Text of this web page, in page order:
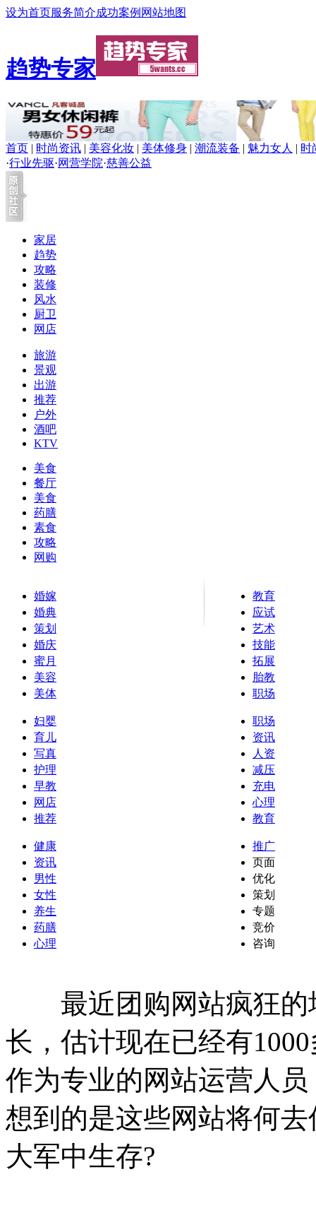
设为首页服务简介成功案例 网站地图
趋势专家
首页 | 时尚资讯 | 美容化妆 | 美体修身 | 潮流装备 | 魅力女人 | 时
·行业先驱·网营学院·慈善公益
家居
趋势
攻略
装修
风水
厨卫
网店
旅游
景观
出游
推荐
户外
酒吧
KTV
美食
餐厅
美食
药膳
素食
攻略
网购
婚嫁
婚典
策划
婚庆
蜜月
美容
美体
妇婴
育儿
写真
护理
早教
网店
推荐
健康
资讯
男性
女性
养生
药膳
心理
教育
应试
艺术
技能
拓展
胎教
职场
职场
资讯
人资
减压
充电
心理
教育
推广
页面
优化
策划
专题
竞价
咨询
最近团购网站疯狂的
长，估计现在已经有
作为专业的网站运营人
想到的是这些网站将何
大军中生存?